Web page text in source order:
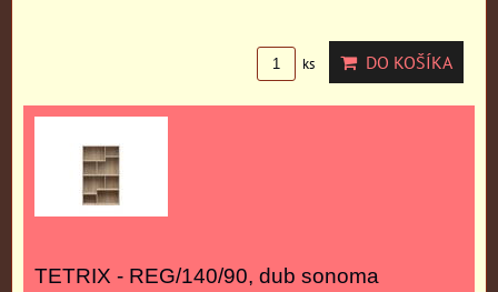
ks DO KOŠÍKA
TETRIX - REG/140/90, dub sonoma